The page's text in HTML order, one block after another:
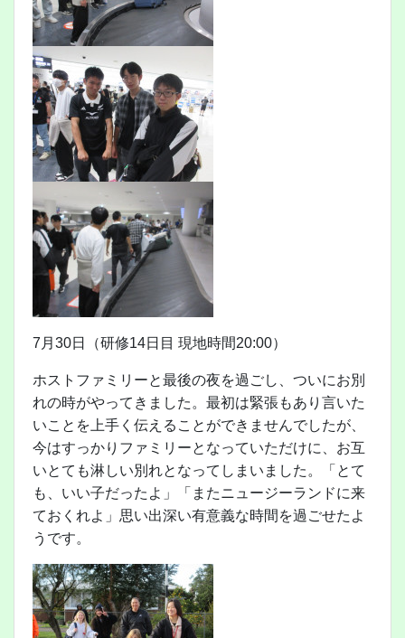
7月30日（研修14日目 現地時間20:00）
ホストファミリーと最後の夜を過ごし、ついにお別
れの時がやってきました。最初は緊張もあり言いた
いことを上手く伝えることができませんでしたが、
今はすっかりファミリーとなっていただけに、お互
いとても淋しい別れとなってしまいました。「とて
も、いい子だったよ」「またニュージーランドに来
ておくれよ」思い出深い有意義な時間を過ごせたよ
うです。